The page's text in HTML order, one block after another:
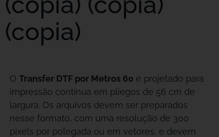
(copia)
O Transfer DTF por Metros 60 é projetado para
impressão contínua em pliegos de 56 cm de
largura. Os arquivos devem ser preparados
nesse formato, com uma resolução de 300
pixels por polegada ou em vetores, e devem